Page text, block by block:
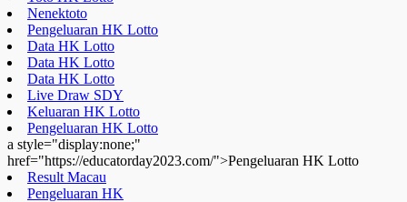
Nenektoto
Pengeluaran HK Lotto
Data HK Lotto
Data HK Lotto
Data HK Lotto
Live Draw SDY
Keluaran HK Lotto
Pengeluaran HK Lotto
a style="display:none;"
href="https://educatorday2023.com/">Pengeluaran HK Lotto
Result Macau
Pengeluaran HK